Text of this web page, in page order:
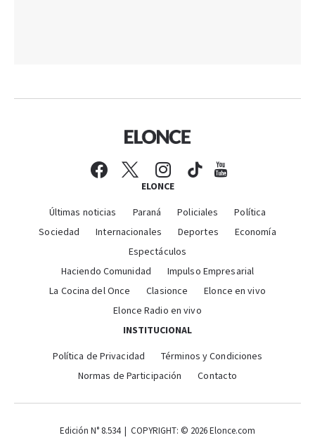
ELONCE
Últimas noticias Paraná Policiales
Política
Sociedad
Internacionales Deportes
Economía
Espectáculos
Haciendo Comunidad
Impulso Empresarial
La Cocina del Once
Clasionce
Elonce en vivo
Elonce Radio en vivo
INSTITUCIONAL
Política de Privacidad
Términos y Condiciones
Normas de Participación
Contacto
Edición N° 8.534 | COPYRIGHT: © 2026 Elonce.com